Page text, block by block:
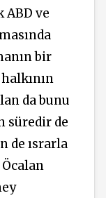
ve
bir
da bunu
süredir de
de ısrarla